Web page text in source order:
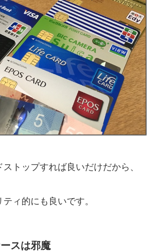
トップすれば良いだけだから、
ィ的にも良いです。
スは邪魔